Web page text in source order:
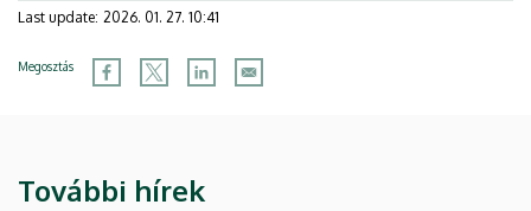
Last update: 2026. 01. 27. 10:41
Megosztás
További hírek